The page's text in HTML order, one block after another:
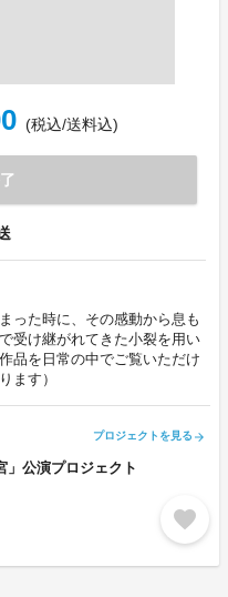
(税込/送料込)
った時に、その感動から息も
受け継がれてきた小裂を用い
品を日常の中でご覧いただけ
ます）
プロジェクトを見る arrow_forward
公演プロジェクト
favorite